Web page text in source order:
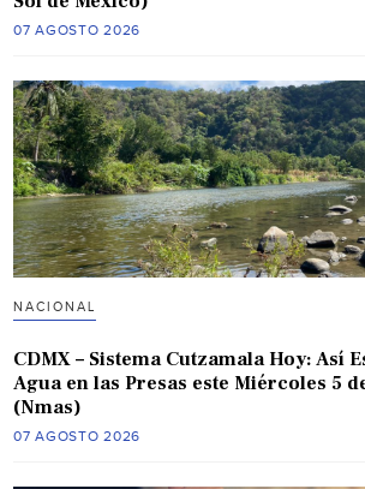
07 AGOSTO 2026
NACIONAL
CDMX – Sistema Cutzamala Hoy: Así
Agua en las Presas este Miércoles 5
(Nmas)
07 AGOSTO 2026